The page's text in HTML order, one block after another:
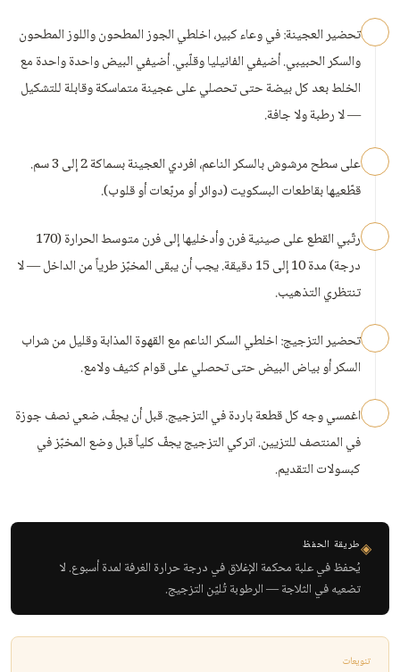
تحضير العجينة: في وعاء كبير، اخلطي الجوز المطحون واللوز المطحون
والسكر الحبيبي. أضيفي الفانيليا وقلّبي. أضيفي البيض واحدة واحدة مع
الخلط بعد كل بيضة حتى تحصلي على عجينة متماسكة وقابلة للتشكيل
— لا رطبة ولا جافة.
على سطح مرشوش بالسكر الناعم، افردي العجينة بسماكة 2 إلى 3 سم.
قطّعيها بقاطعات البسكويت (دوائر أو مربّعات أو قلوب).
رتّبي القطع على صينية فرن وأدخليها إلى فرن متوسط الحرارة (170
درجة) مدة 10 إلى 15 دقيقة. يجب أن يبقى المخبّز طرياً من الداخل — لا
تنتظري التذهيب.
تحضير التزجيج: اخلطي السكر الناعم مع القهوة المذابة وقليل من شراب
السكر أو بياض البيض حتى تحصلي على قوام كثيف ولامع.
اغمسي وجه كل قطعة باردة في التزجيج. قبل أن يجفّ، ضعي نصف جوزة
في المنتصف للتزيين. اتركي التزجيج يجفّ كلياً قبل وضع المخبّز في
كبسولات التقديم.
◈طريقة الحفظ
يُحفظ في علبة محكمة الإغلاق في درجة حرارة الغرفة لمدة أسبوع. لا
تضعيه في الثلاجة — الرطوبة تُليّن التزجيج.
تنويعات